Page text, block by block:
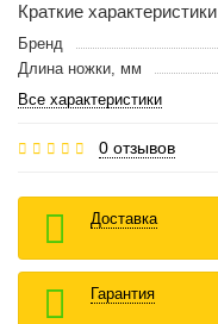
Краткие характеристики
Бренд
Длина ножки, мм
Все характеристики
0 отзывов
Доставка
Гарантия